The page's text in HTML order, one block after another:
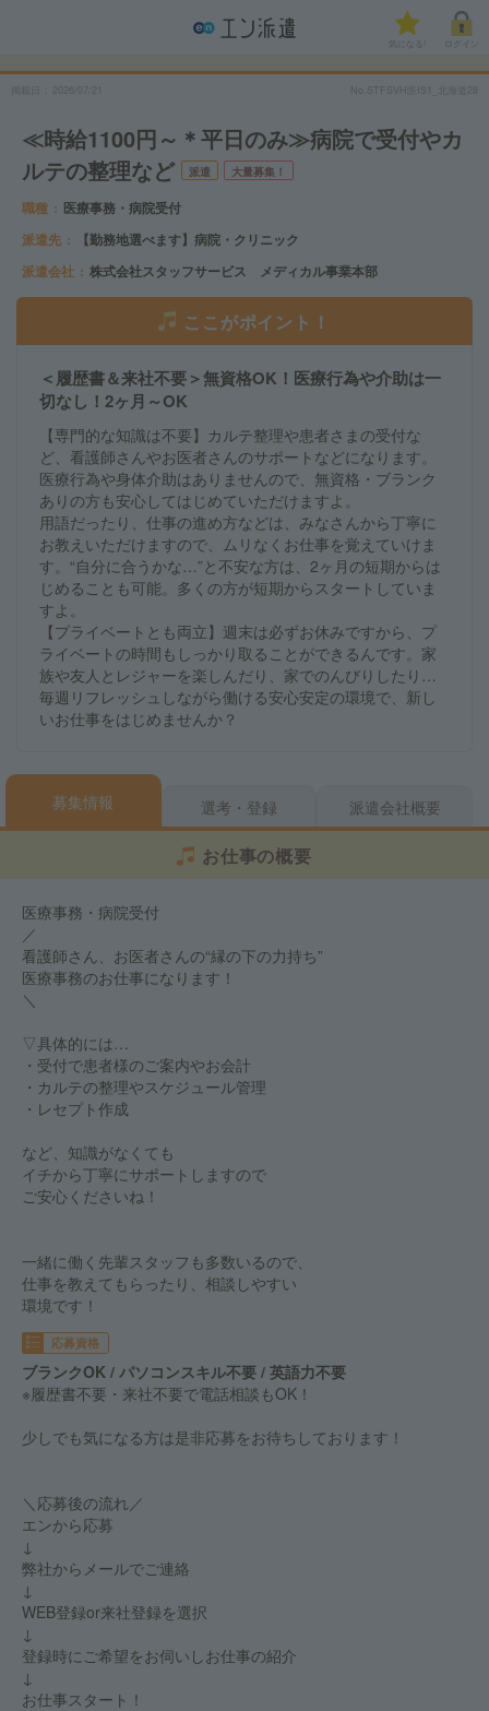
気になる!
2026/07/21 No.STFSVH医IS1_北海道28
≪時給1100円～＊平日のみ≫病院で受付やカ
ルテの整理など
派遣 大量募集！
職種
医療事務・病院受付
派遣先
【勤務地選べます】病院・クリニック
派遣会社
株式会社スタッフサービス メディカル事業本部
ここがポイント！
＜履歴書＆来社不要＞無資格OK！医療行為や介助は一
切なし！2ヶ月～OK
【専門的な知識は不要】カルテ整理や患者さまの受付な
ど、看護師さんやお医者さんのサポートなどになります。
医療行為や身体介助はありませんので、無資格・ブランク
ありの方も安心してはじめていただけますよ。
用語だったり、仕事の進め方などは、みなさんから丁寧に
お教えいただけますので、ムリなくお仕事を覚えていけま
す。“自分に合うかな…”と不安な方は、2ヶ月の短期からは
じめることも可能。多くの方が短期からスタートしていま
すよ。
【プライベートとも両立】週末は必ずお休みですから、プ
ライベートの時間もしっかり取ることができるんです。家
族や友人とレジャーを楽しんだり、家でのんびりしたり…
毎週リフレッシュしながら働ける安心安定の環境で、新し
いお仕事をはじめませんか？
募集情報 選考・登録 派遣会社概要
お仕事の概要
医療事務・病院受付
／
看護師さん、お医者さんの“縁の下の力持ち”
医療事務のお仕事になります！
＼
▽具体的には…
・受付で患者様のご案内やお会計
・カルテの整理やスケジュール管理
・レセプト作成
など、知識がなくても
イチから丁寧にサポートしますので
ご安心くださいね！
一緒に働く先輩スタッフも多数いるので、
仕事を教えてもらったり、相談しやすい
環境です！
応募資格
ブランクOK / パソコンスキル不要 / 英語力不要
※履歴書不要・来社不要で電話相談もOK！
少しでも気になる方は是非応募をお待ちしております！
＼応募後の流れ／
エンから応募
↓
弊社からメールでご連絡
↓
WEB登録or来社登録を選択
↓
登録時にご希望をお伺いしお仕事の紹介
↓
お仕事スタート！